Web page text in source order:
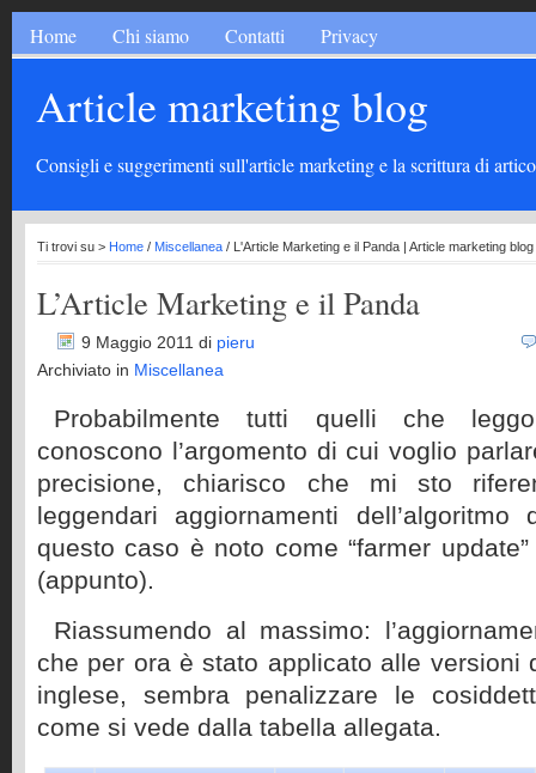
Home Chi siamo Contatti Privacy
Article marketing blog
Consigli e suggerimenti sull'article marketing e la scrittura di
Ti trovi su > Home / Miscellanea / L'Article Marketing e il Panda | Article marketing blog
L’Article Marketing e il Panda
9 Maggio 2011 di pieru
Archiviato in Miscellanea
Probabilmente tutti quelli che
conoscono l’argomento di cui voglio
precisione, chiarisco che mi sto
leggendari aggiornamenti
questo caso è noto come “farmer update”
(appunto).
Riassumendo al massimo:
che per ora è stato applicato alle versioni
inglese, sembra penalizzare le
come si vede dalla tabella allegata.